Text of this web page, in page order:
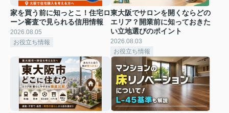
家を買う前に知っとこ！住宅ロ
ーン審査で見られる信用情報
2026.08.05
お役立ち情報
東大阪でサロンを開くならどの
エリア？開業前に知っておきた
い立地選びのポイント
2026.08.03
お役立ち情報